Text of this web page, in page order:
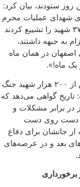
روز ستودند، بیان کرد:
با خانواده‌های شهدای عملیات محرم
تأکید کردند که «مردم اصفهان در یک روز ۳۷۰ شهید را تشییع کردند
به جبهه داشتند،
اصفهان در همان ماه
یک ماه!».
وی در ادامه با بیان اینکه ۲۳ هزار تن از بیش از ۲۰۰ هزار شهید جنگ
گواهی می‌دهد که
در برابر مشکلات و
دست روی دست
از جانشان برای دفاع
بعد و در عرصه‌های
برخورداری